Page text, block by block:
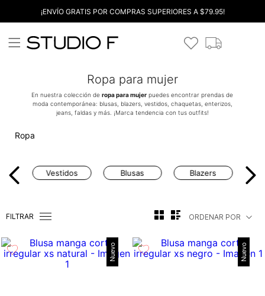
¡ENVÍO GRATIS POR COMPRAS SUPERIORES A $79.95!
Ropa para mujer
En nuestra colección deropa para mujer puedes encontrar prendas de
moda contemporánea: blusas, blazers, vestidos, chaquetas, enterizos,
jeans, faldas y más. ¡Marca tendencia con tus outfits!
Ropa
Vestidos Blusas Blazers
FILTRAR ORDENAR POR
Nuevo Nuevo